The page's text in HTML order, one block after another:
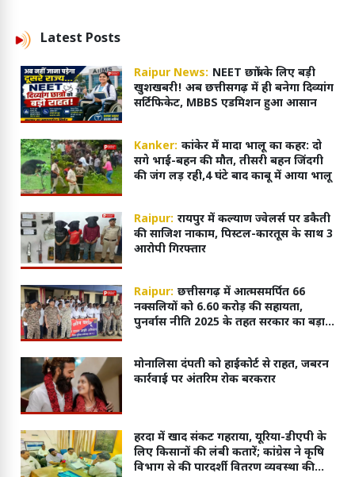
Latest Posts
Raipur News: NEET छात्रों के लिए बड़ी
खुशखबरी! अब छत्तीसगढ़ में ही बनेगा दिव्यांग
सर्टिफिकेट, MBBS एडमिशन हुआ आसान
Kanker: कांकेर में मादा भालू का कहर: दो
सगे भाई-बहन की मौत, तीसरी बहन जिंदगी
की जंग लड़ रही,4 घंटे बाद काबू में आया भालू
Raipur: रायपुर में कल्याण ज्वेलर्स पर डकैती
की साजिश नाकाम, पिस्टल-कारतूस के साथ 3
आरोपी गिरफ्तार
Raipur: छत्तीसगढ़ में आत्मसमर्पित 66
नक्सलियों को 6.60 करोड़ की सहायता,
पुनर्वास नीति 2025 के तहत सरकार का बड़ा
मोनालिसा दंपती को हाईकोर्ट से राहत, जबरन
कार्रवाई पर अंतरिम रोक बरकरार
हरदा में खाद संकट गहराया, यूरिया-डीएपी के
लिए किसानों की लंबी कतारें; कांग्रेस ने कृषि
विभाग से की पारदर्शी वितरण व्यवस्था की